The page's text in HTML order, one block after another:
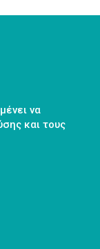
να
και τους